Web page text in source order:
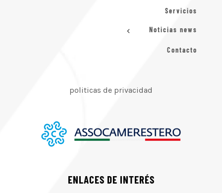
Servicios
Noticias news
Contacto
politicas de privacidad
ENLACES DE INTERÉS